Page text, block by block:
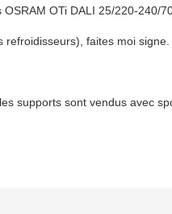
OTi DALI 25/220-240/
faites moi signe.
supports sont vendus avec